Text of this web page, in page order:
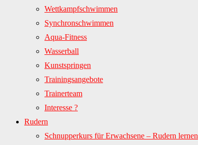
Wettkampfschwimmen
Synchronschwimmen
Aqua-Fitness
Wasserball
Kunstspringen
Trainingsangebote
Trainerteam
Interesse ?
Rudern
Schnupperkurs für Erwachsene – Rudern lernen